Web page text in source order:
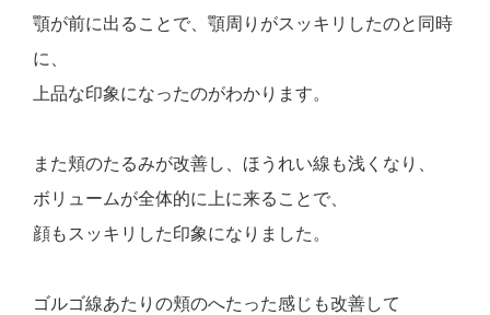
顎が前に出ることで、顎周りがスッキリしたのと同時
に、
上品な印象になったのがわかります。
また頬のたるみが改善し、ほうれい線も浅くなり、
ボリュームが全体的に上に来ることで、
顔もスッキリした印象になりました。
ゴルゴ線あたりの頬のへたった感じも改善して